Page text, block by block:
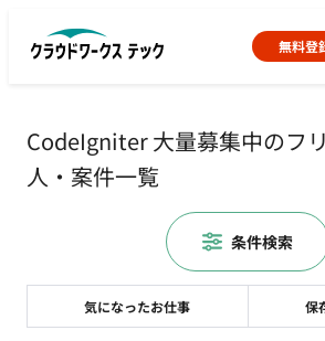
無料登
CodeIgniter 大量募集中のフ
人・案件一覧
気になったお仕事 保
条件検索